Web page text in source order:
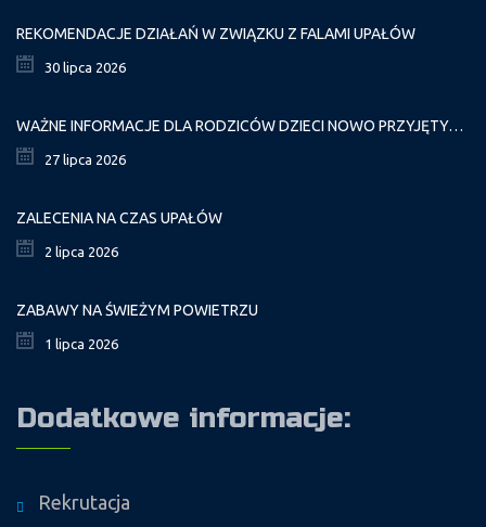
REKOMENDACJE DZIAŁAŃ W ZWIĄZKU Z FALAMI UPAŁÓW
30 lipca 2026
WAŻNE INFORMACJE DLA RODZICÓW DZIECI NOWO PRZYJĘTYCH GR. I
27 lipca 2026
ZALECENIA NA CZAS UPAŁÓW
2 lipca 2026
ZABAWY NA ŚWIEŻYM POWIETRZU
1 lipca 2026
Dodatkowe informacje:
Rekrutacja